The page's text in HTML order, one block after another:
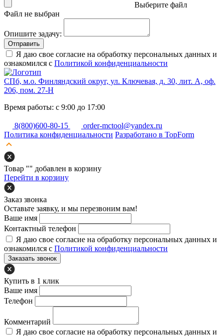
Выберите файл
Файл не выбран
Опишите задачу:
Отправить
Я даю свое согласие на обработку персональных данных и
ознакомился с Политикой конфиденциальности
СПб, м.о. Финляндский округ, ул. Ключевая, д. 30, лит. А, оф.
206, пом. 27-Н
Время работы: с 9:00 до 17:00
8(800)600-80-15
order-mctool@yandex.ru
Политика конфиденциальности Разработано в TopForm
Товар "" добавлен в корзину
Перейти в корзину
Заказ звонка
Оставьте заявку, и мы перезвоним вам!
Ваше имя
Контактный телефон
Я даю свое согласие на обработку персональных данных и
ознакомился с Политикой конфиденциальности
Заказать звонок
Купить в 1 клик
Ваше имя
Телефон
Комментарий
Я даю свое согласие на обработку персональных данных и